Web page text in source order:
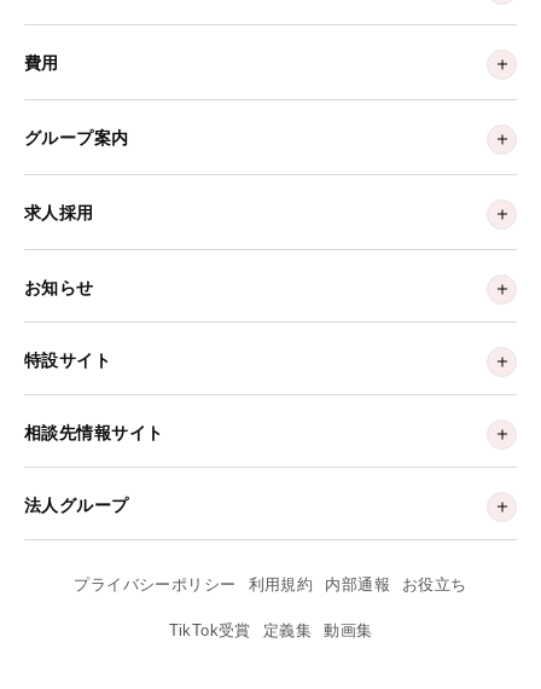
費用
グループ案内
求人採用
お知らせ
特設サイト
相談先情報サイト
法人グループ
プライバシーポリシー 利用規約 内部通報 お役立ち
TikTok受賞 定義集 動画集